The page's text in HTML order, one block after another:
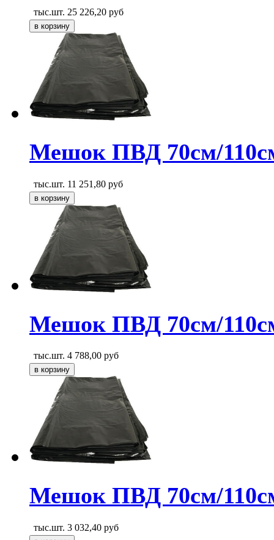
тыс.шт. 25 226,20 руб
Мешок ПВД 70см/
тыс.шт. 11 251,80 руб
Мешок ПВД 70см/
тыс.шт. 4 788,00 руб
Мешок ПВД 70см/
тыс.шт. 3 032,40 руб